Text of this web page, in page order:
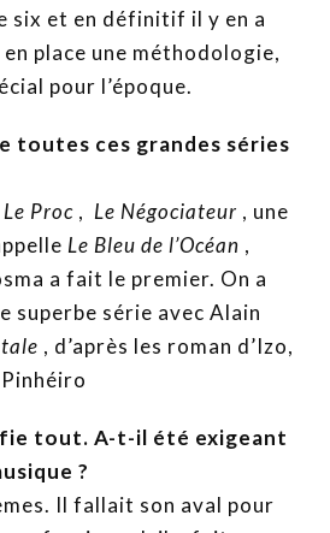
six et en définitif il y en a
place une méthodologie,
pour l’époque.
toutes ces grandes séries
Le Proc , Le Négociateur , une
Le Bleu de l’Océan ,
a fait le premier. On a
superbe série avec Alain
, d’après les roman d’Izo,
tout. A-t-il été exigeant
?
Il fallait son aval pour